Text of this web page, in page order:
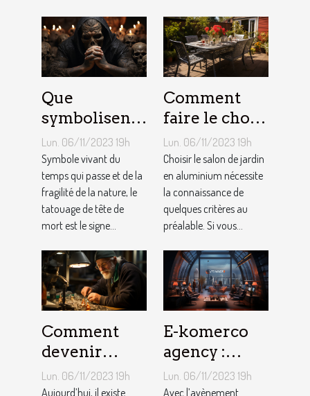
Que
symbolisent
les Tatouages
Têtes de
Mort ?
Lun. 06/11/2023 19h
Symbole vivant du
temps qui passe et de la
fragilité de la nature, le
tatouage de tête de
mort est le signe...
Comment
faire le choix
d’un salon de
jardin en
aluminium ?
Lun. 06/11/2023 19h
Choisir le salon de jardin
en aluminium nécessite
la connaissance de
quelques critères au
préalable. Si vous...
Comment
devenir
bijoutier-
joaillier ?
Lun. 06/11/2023 19h
Aujourd’hui, il existe
E-komerco
agency :
qu’est-ce que
c’est ?
Lun. 06/11/2023 19h
Avec l’avènement